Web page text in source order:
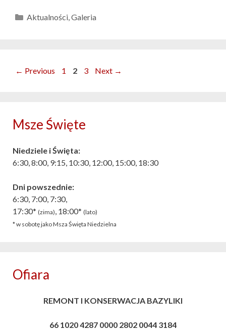
Kategorie
Aktualności,Galeria
Nawigacja
← Previous Page
1 Page
2 Page
3 Next →
Msze Święte
Niedziele i Święta:
6:30, 8:00, 9:15, 10:30, 12:00, 15:00, 18:30
Dni powszednie:
6:30, 7:00, 7:30,
17:30* (zima), 18:00* (lato)
* w sobotę jako Msza Święta Niedzielna
Ofiara
REMONT I KONSERWACJA BAZYLIKI
66 1020 4287 0000 2802 0044 3184